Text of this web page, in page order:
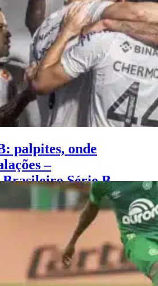
palpites, onde
–
Brasileiro Série B